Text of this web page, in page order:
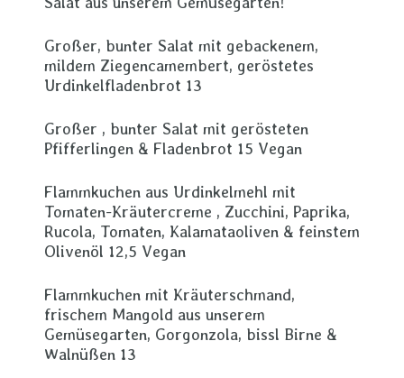
Großer, bunter Salat mit gebackenem,
mildem Ziegencamembert, geröstetes
Urdinkelfladenbrot 13
Großer , bunter Salat mit gerösteten
Pfifferlingen & Fladenbrot 15 Vegan
Flammkuchen aus Urdinkelmehl mit
Tomaten-Kräutercreme , Zucchini, Paprika,
Rucola, Tomaten, Kalamataoliven & feinstem
Olivenöl 12,5 Vegan
Flammkuchen mit Kräuterschmand,
frischem Mangold aus unserem
Gemüsegarten, Gorgonzola, bissl Birne &
Walnüßen 13